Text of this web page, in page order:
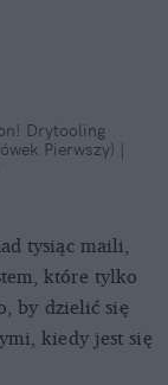
Drytooling
Pierwszy) |
tysiąc maili,
które tylko
by dzielić się
kiedy jest się